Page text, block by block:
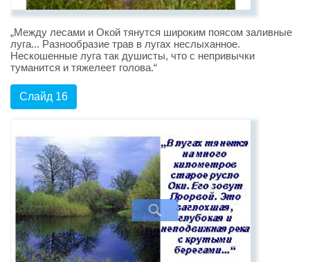
„Между лесами и Окой тянутся широким поясом заливные
луга... Разнообразие трав в лугах неслыханное.
Нескошенные луга так душисты, что с непривычки
туманится и тяжелеет голова.“
Слайд 16